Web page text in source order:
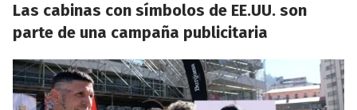
Las cabinas con símbolos de EE.UU. son
parte de una campaña publicitaria